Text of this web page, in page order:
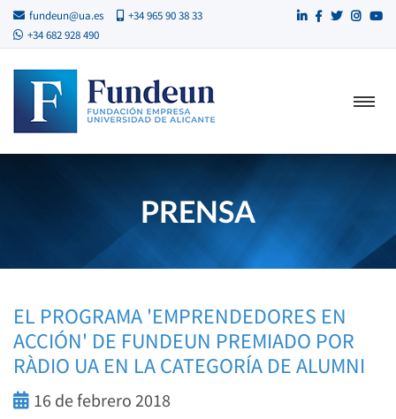
fundeun@ua.es
+34 965 90 38 33
+34 682 928 490
PRENSA
EL PROGRAMA 'EMPRENDEDORES EN
ACCIÓN' DE FUNDEUN PREMIADO POR
RÀDIO UA EN LA CATEGORÍA DE ALUMNI
16 de febrero 2018